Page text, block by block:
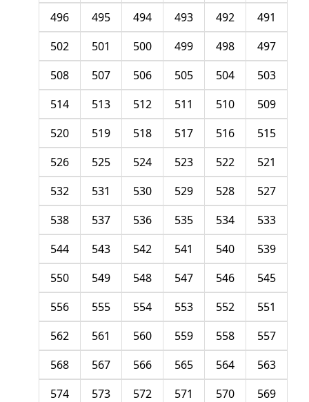
491
492
493
494
495
496
497
498
499
500
501
502
503
504
505
506
507
508
509
510
511
512
513
514
515
516
517
518
519
520
521
522
523
524
525
526
527
528
529
530
531
532
533
534
535
536
537
538
539
540
541
542
543
544
545
546
547
548
549
550
551
552
553
554
555
556
557
558
559
560
561
562
563
564
565
566
567
568
569
570
571
572
573
574